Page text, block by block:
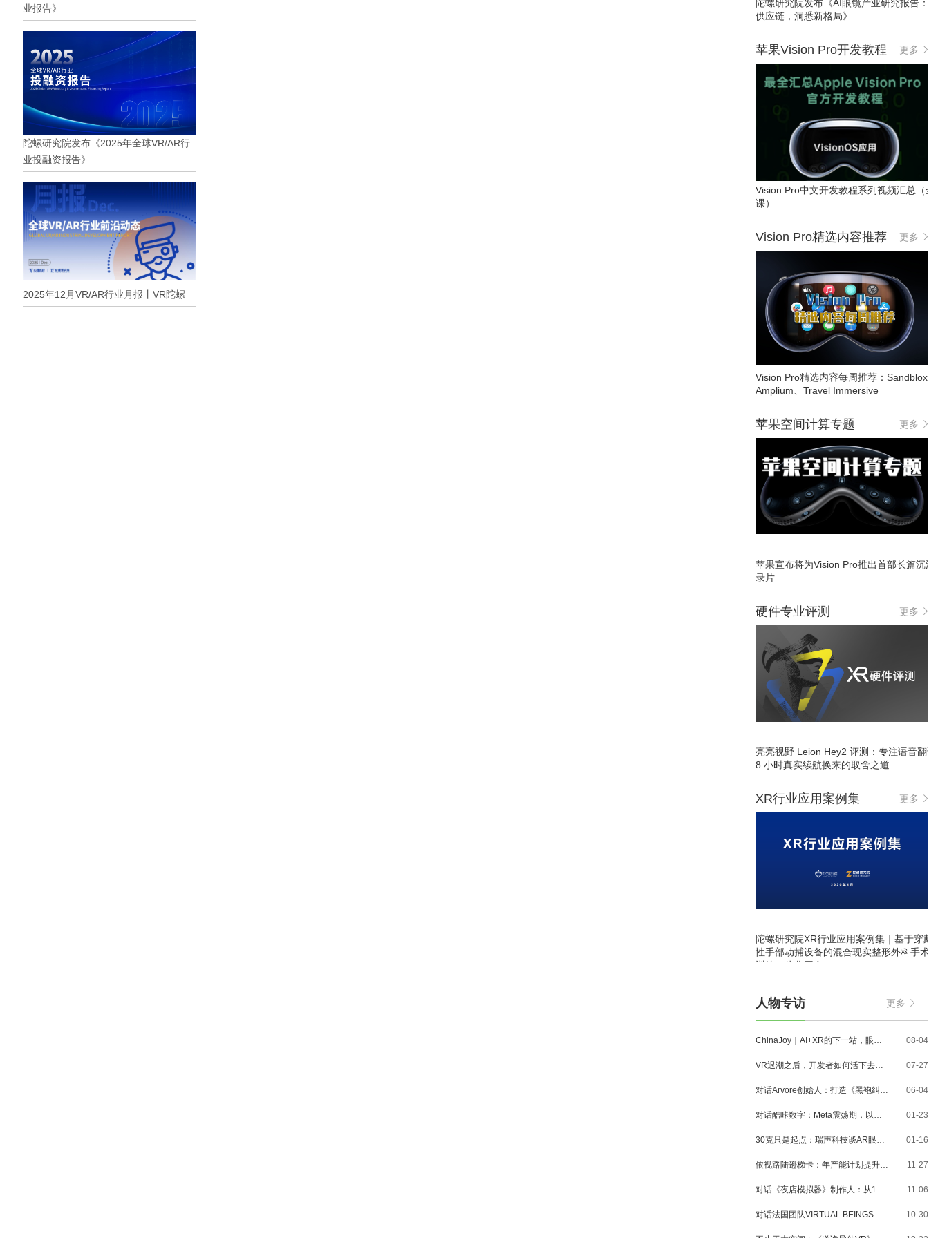
业报告》
陀螺研究院发布《2025年全球VR/AR行
业投融资报告》
2025年12月VR/AR行业月报丨VR陀螺
陀螺研究院发布《AI眼镜产业研究报告
供应链，洞悉新格局》
苹果Vision Pro开发教程 更多
Vision Pro中文开发教程系列视频汇总（
课）
Vision Pro精选内容推荐 更多
Vision Pro精选内容每周推荐：
Amplium、Travel Immersive
苹果空间计算专题 更多
苹果宣布将为Vision Pro推出首部长篇沉
录片
硬件专业评测 更多
亮亮视野 Leion Hey2 评测：专注语音
8 小时真实续航换来的取舍之道
XR行业应用案例集 更多
陀螺研究院XR行业应用案例集｜基于穿
性手部动捕设备的混合现实整形外科手
训练一体化平台
人物专访 更多
08-04
07-27
06-04
01-23
01-16
11-27
11-06
10-30